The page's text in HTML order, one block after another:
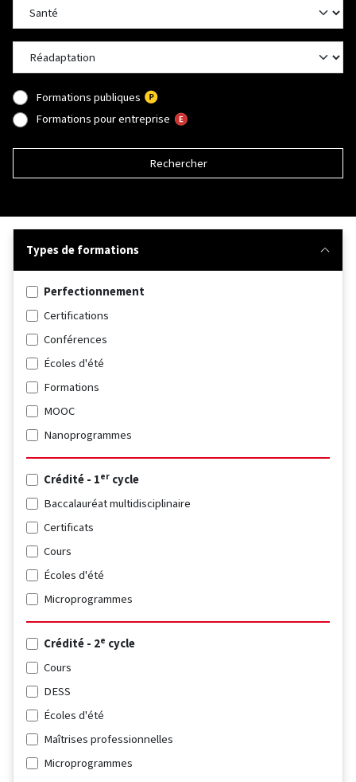
Formations publiques
Formations pour entreprise
Rechercher
Types de formations
Perfectionnement
Certifications
Conférences
Écoles d'été
Formations
MOOC
Nanoprogrammes
Crédité - 1er cycle
Baccalauréat multidisciplinaire
Certificats
Cours
Écoles d'été
Microprogrammes
Crédité - 2e cycle
Cours
DESS
Écoles d'été
Maîtrises professionnelles
Microprogrammes